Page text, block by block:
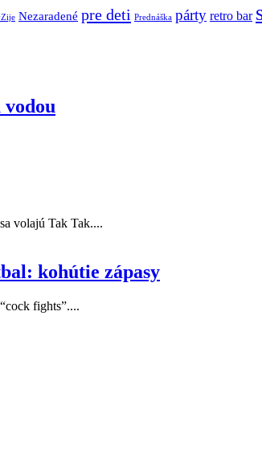
Nezaradené pre deti Prednáška párty retro bar
volajú Tak Tak....
kohútie zápasy
fights”....